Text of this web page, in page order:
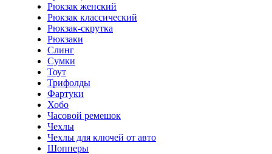
Рюкзак женский
Рюкзак классический
Рюкзак-скрутка
Рюкзаки
Слинг
Сумки
Тоут
Трифолды
Фартуки
Хобо
Часовой ремешок
Чехлы
Чехлы для ключей от авто
Шопперы